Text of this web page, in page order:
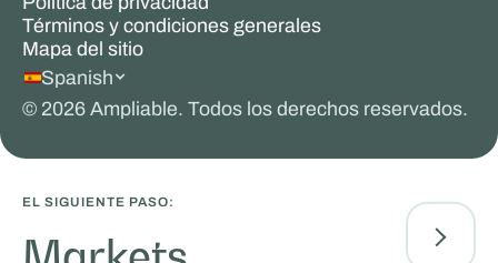
Términos y condiciones generales
Mapa del sitio
Spanish
© 2026 Ampliable. Todos los derechos reservados.
EL SIGUIENTE PASO: